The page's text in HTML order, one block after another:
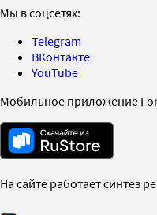
Мы в соцсетях:
Telegram
ВКонтакте
YouTube
Мобильное приложение
На сайте работает синтез